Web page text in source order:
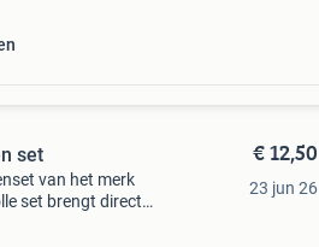
set
van het merk
set brengt direct
€ 12,50
23 jun 26